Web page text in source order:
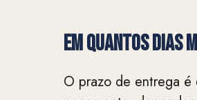
EM QUANTOS DIAS
O prazo de entrega